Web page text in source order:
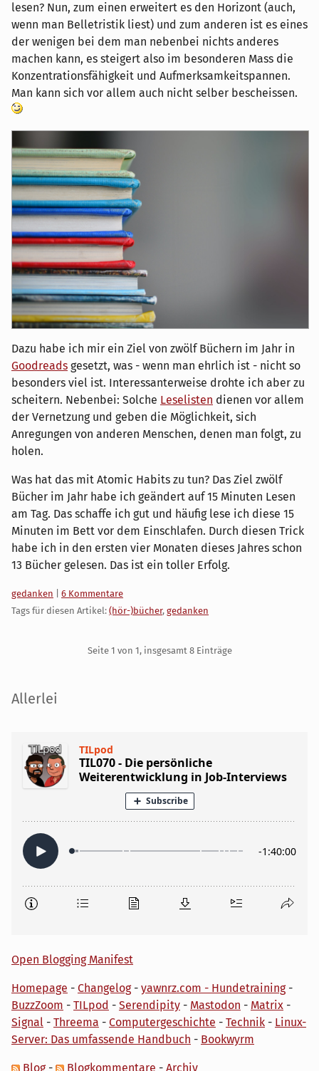
lesen? Nun, zum einen erweitert es den Horizont (auch,
wenn man Belletristik liest) und zum anderen ist es eines
der wenigen bei dem man nebenbei nichts anderes
machen kann, es steigert also im besonderen Mass die
Konzentrationsfähigkeit und Aufmerksamkeitspannen.
Man kann sich vor allem auch nicht selber bescheissen.
Dazu habe ich mir ein Ziel von zwölf Büchern im Jahr in
Goodreads gesetzt, was - wenn man ehrlich ist - nicht so
besonders viel ist. Interessanterweise drohte ich aber zu
scheitern. Nebenbei: Solche Leselisten dienen vor allem
der Vernetzung und geben die Möglichkeit, sich
Anregungen von anderen Menschen, denen man folgt, zu
holen.
Was hat das mit Atomic Habits zu tun? Das Ziel zwölf
Bücher im Jahr habe ich geändert auf 15 Minuten Lesen
am Tag. Das schaffe ich gut und häufig lese ich diese 15
Minuten im Bett vor dem Einschlafen. Durch diesen Trick
habe ich in den ersten vier Monaten dieses Jahres schon
13 Bücher gelesen. Das ist ein toller Erfolg.
Kategorien:
gedanken
6 Kommentare
Tags für diesen Artikel: (hör-)bücher, gedanken
Seite 1 von 1, insgesamt 8 Einträge
Seitenleiste
Allerlei
Open Blogging Manifest
Homepage - Changelog- yawnrz.com - Hundetraining-
BuzzZoom - TILpod - Serendipity - Mastodon - Matrix -
Signal - Threema - Computergeschichte - Technik - Linux-
Server: Das umfassende Handbuch - Bookwyrm
Blog- Blogkommentare - Archiv